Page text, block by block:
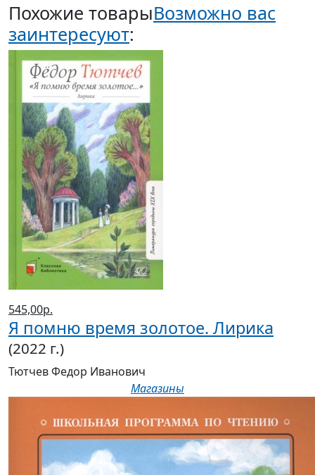
Похожие товарыВозможно вас
заинтересуют:
545,00р.
Я помню время золотое. Лирика
(2022 г.)
Тютчев Федор Иванович
Магазины